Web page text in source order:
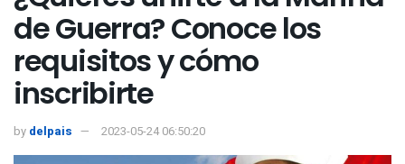
de Guerra? Conoce los
requisitos y cómo
inscribirte
by delpais 2023-05-24 06:50:20